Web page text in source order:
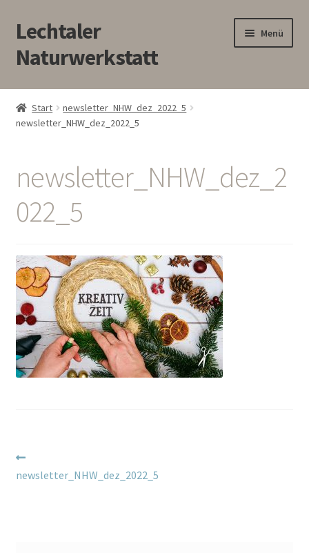
Zur
Navigation
springen
Zum
Inhalt
springen
Lechtaler
Naturwerkstatt
Menü
HOME
BLOG
SHOP
Kontakt/Anfahrt
Start
newsletter_NHW_dez_2022_5
newsletter_NHW_dez_2022_5
newsletter_NHW_dez_2
022_5
Beitragsnavigation
Beitrag:
newsletter_NHW_dez_2022_5